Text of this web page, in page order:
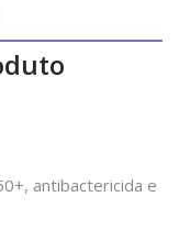
antibactericida e